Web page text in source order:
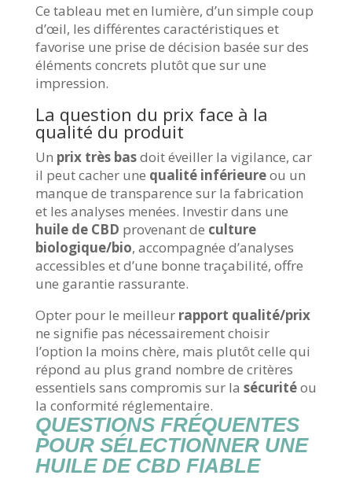
Ce tableau met en lumière, d’un simple coup
d’œil, les différentes caractéristiques et
favorise une prise de décision basée sur des
éléments concrets plutôt que sur une
impression.
La question du prix face à la
qualité du produit
Un prix très basdoit éveiller la vigilance, car
il peut cacher une qualité inférieureou un
manque de transparence sur la fabrication
et les analyses menées. Investir dans une
huile de CBD provenant de culture
biologique/bio, accompagnée d’analyses
accessibles et d’une bonne traçabilité, offre
une garantie rassurante.
Opter pour le meilleur rapport qualité/prix
ne signifie pas nécessairement choisir
l’option la moins chère, mais plutôt celle qui
répond au plus grand nombre de critères
essentiels sans compromis sur la sécuritéou
la conformité réglementaire.
QUESTIONS FRÉQUENTES
POUR SÉLECTIONNER UNE
HUILE DE CBD FIABLE